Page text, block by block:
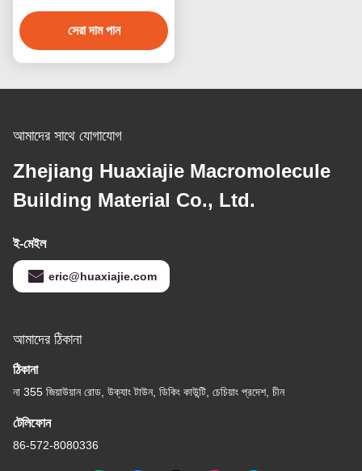
সজ্জা
সেরা দাম পান
আমাদের সাথে যোগাযোগ
Zhejiang Huaxiajie Macromolecule
Building Material Co., Ltd.
ই-মেইল
eric@huaxiajie.com
আমাদের ঠিকানা
ঠিকানা
না 355 জিয়াউয়ান রোড, উক্যাং টাউন, ডিকিং কাউন্টি, চেচিয়াং প্রদেশ, চীন
টেলিফোন
86-572-8080336